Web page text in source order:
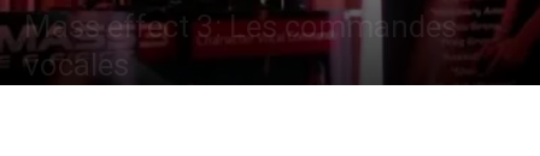
Mass effect 3: Les commandes
vocales